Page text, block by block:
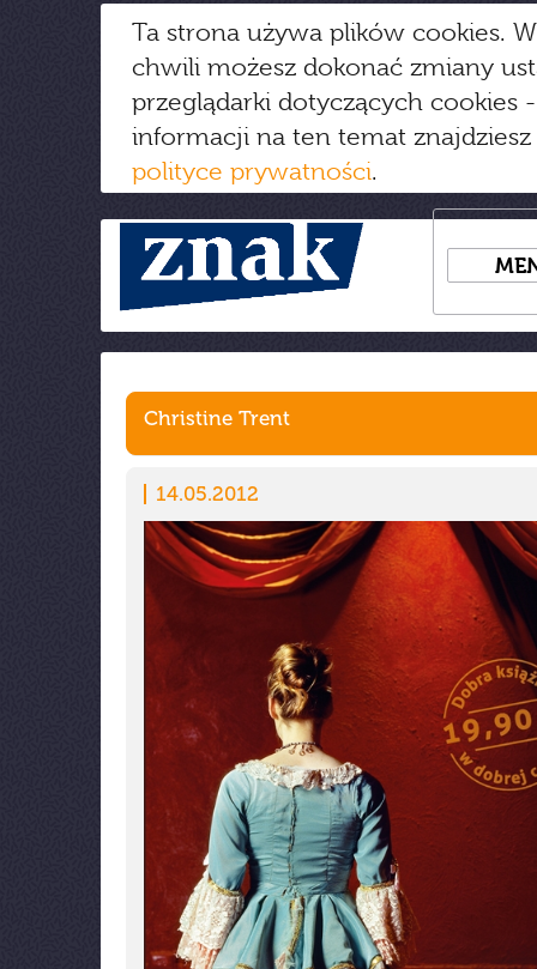
Ta strona używa plików cookies.
chwili możesz dokonać zmiany
przeglądarki dotyczących cookies
informacji na ten temat
polityce prywatności.
Christine Trent
14.05.2012